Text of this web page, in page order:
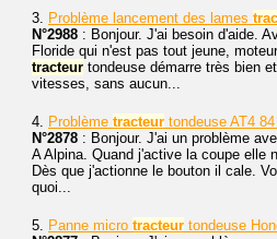
3. Problème lancement des lames
N°2988 : Bonjour. J'ai besoin d'aide.
Floride qui n'est pas tout jeune,
tracteur tondeuse démarre très bien
vitesses, sans aucun...
4. Problème tracteur tondeuse AT4
N°2878 : Bonjour. J'ai un problème
A Alpina. Quand j'active la coupe elle
Dès que j'actionne le bouton il cale.
quoi...
5. Panne micro tracteur tondeuse